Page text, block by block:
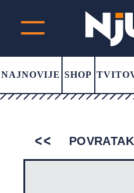
NAJNOVIJE SHOP